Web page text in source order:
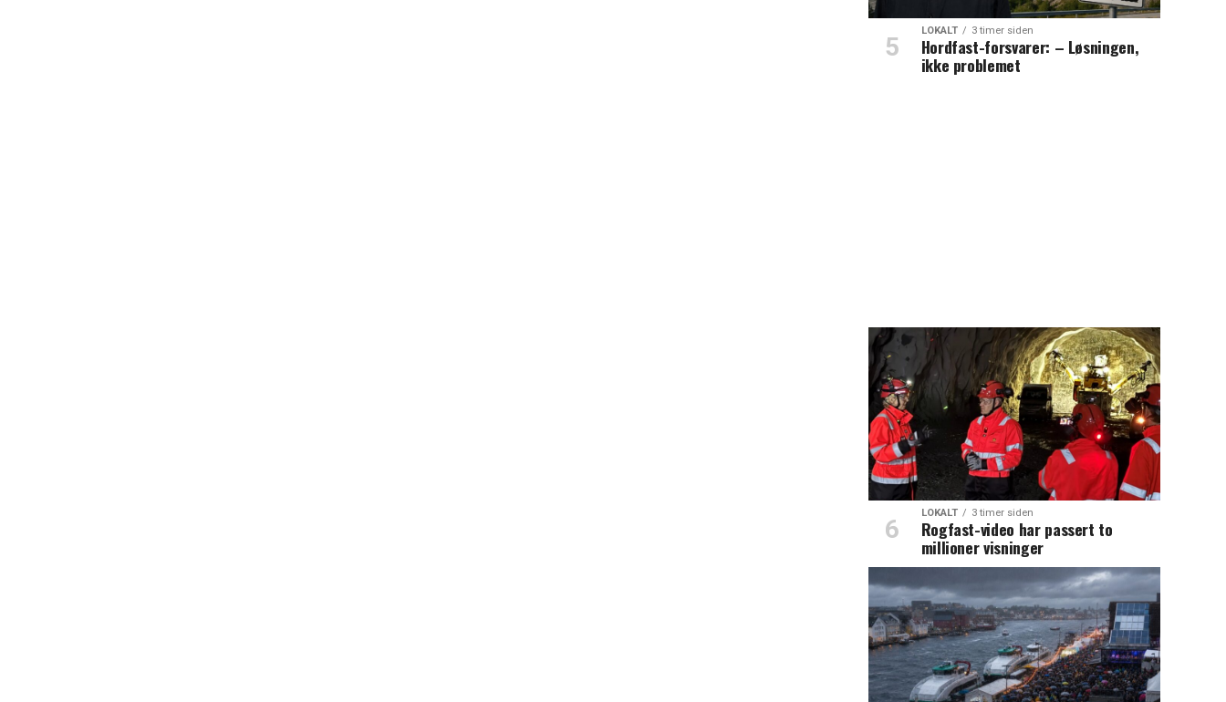
LOKALT 3 timer siden
Hordfast-forsvarer: – Løsningen,
ikke problemet
LOKALT 3 timer siden
Rogfast-video har passert to
millioner visninger